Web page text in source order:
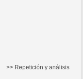
>> Repetición y análisis